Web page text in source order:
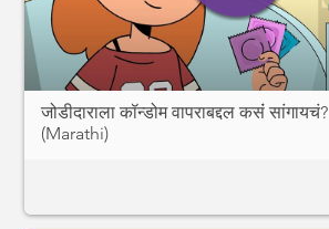
जोडीदाराला कॉन्डोम वापराबद्दल कसंं सांगायचं?
(Marathi)